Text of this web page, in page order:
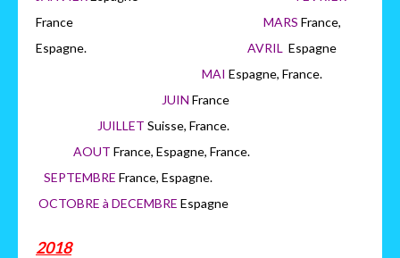
France MARS France,
Espagne. AVRIL Espagne
MAI Espagne, France.
JUIN France
JUILLET Suisse, France.
AOUT France, Espagne, France.
SEPTEMBRE France, Espagne.
OCTOBRE à DECEMBRE Espagne
2018